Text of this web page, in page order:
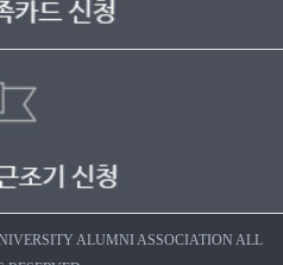
ALUMNI ASSOCIATION ALL